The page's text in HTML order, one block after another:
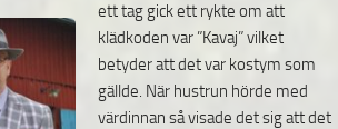
ett tag gick ett rykte om att
klädkoden var ”Kavaj” vilket
betyder att det var kostym som
gällde. När hustrun hörde med
värdinnan så visade det sig att det